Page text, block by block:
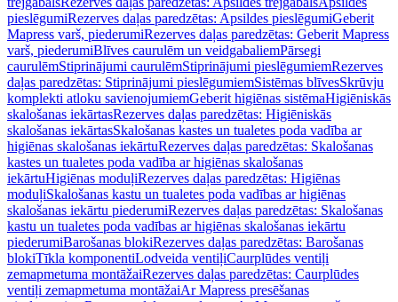
pieslēgumiRezerves daļas paredzētas: Apsildes pieslēgumiGeberit
Mapress varš, piederumiRezerves daļas paredzētas: Geberit Mapress
varš, piederumiBlīves caurulēm un veidgabaliemPārsegi
caurulēmStiprinājumi caurulēmStiprinājumi pieslēgumiemRezerves
daļas paredzētas: Stiprinājumi pieslēgumiemSistēmas blīvesSkrūvju
komplekti atloku savienojumiemGeberit higiēnas sistēmaHigiēniskās
skalošanas iekārtasRezerves daļas paredzētas: Higiēniskās
skalošanas iekārtasSkalošanas kastes un tualetes poda vadība ar
higiēnas skalošanas iekārtuRezerves daļas paredzētas: Skalošanas
kastes un tualetes poda vadība ar higiēnas skalošanas
iekārtuHigiēnas moduļiRezerves daļas paredzētas: Higiēnas
moduļiSkalošanas kastu un tualetes poda vadības ar higiēnas
skalošanas iekārtu piederumiRezerves daļas paredzētas: Skalošanas
kastu un tualetes poda vadības ar higiēnas skalošanas iekārtu
piederumiBarošanas blokiRezerves daļas paredzētas: Barošanas
blokiTīkla komponentiLodveida ventiļiCaurplūdes ventiļi
zemapmetuma montāžaiRezerves daļas paredzētas: Caurplūdes
ventiļi zemapmetuma montāžaiAr Mapress presēšanas